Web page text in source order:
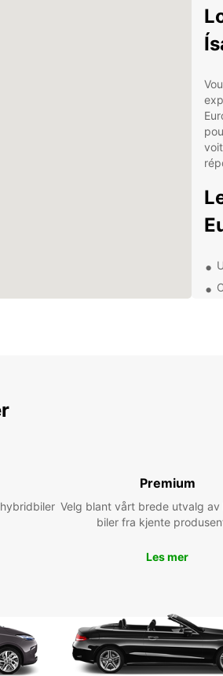
de
Premium
Velg blant vårt brede utvalg av
biler fra kjente
Les mer